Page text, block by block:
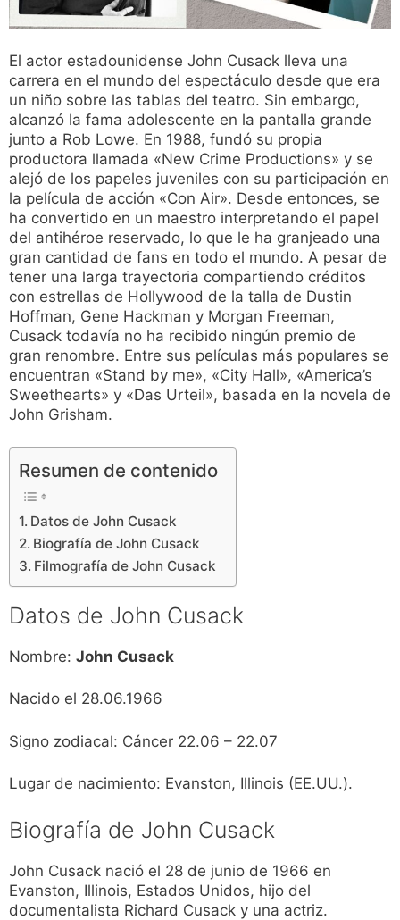
El actor estadounidense John Cusack lleva una
carrera en el mundo del espectáculo desde que era
un niño sobre las tablas del teatro. Sin embargo,
alcanzó la fama adolescente en la pantalla grande
junto a Rob Lowe. En 1988, fundó su propia
productora llamada «New Crime Productions» y se
alejó de los papeles juveniles con su participación en
la película de acción «Con Air». Desde entonces, se
ha convertido en un maestro interpretando el papel
del antihéroe reservado, lo que le ha granjeado una
gran cantidad de fans en todo el mundo. A pesar de
tener una larga trayectoria compartiendo créditos
con estrellas de Hollywood de la talla de Dustin
Hoffman, Gene Hackman y Morgan Freeman,
Cusack todavía no ha recibido ningún premio de
gran renombre. Entre sus películas más populares se
encuentran «Stand by me», «City Hall», «America’s
Sweethearts» y «Das Urteil», basada en la novela de
John Grisham.
Resumen de contenido
Datos de John Cusack
Biografía de John Cusack
Filmografía de John Cusack
Datos de John Cusack
Nombre: John Cusack
Nacido el 28.06.1966
Signo zodiacal: Cáncer 22.06 – 22.07
Lugar de nacimiento: Evanston, Illinois (EE.UU.).
Biografía de John Cusack
John Cusack nació el 28 de junio de 1966 en
Evanston, Illinois, Estados Unidos, hijo del
documentalista Richard Cusack y una actriz.